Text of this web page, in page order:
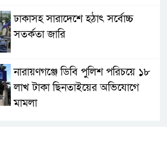
ঢাকাসহ সারাদেশে হঠাৎ সর্বোচ্চ
সতর্কতা জা‌রি
নারায়ণগঞ্জে ডিবি পুলিশ পরিচয়ে ১৮
লাখ টাকা ছিনতাইয়ের অভিযোগে
মামলা